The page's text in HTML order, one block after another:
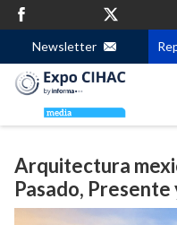
Newsletter
Arquitectura
Pasado, Presente